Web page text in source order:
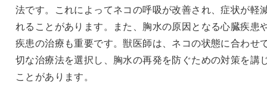
法です。これによってネコの呼吸が改善され、症状が軽
れることがあります。また、胸水の原因となる心臓疾患
疾患の治療も重要です。獣医師は、ネコの状態に合わせ
切な治療法を選択し、胸水の再発を防ぐための対策を講
ことがあります。